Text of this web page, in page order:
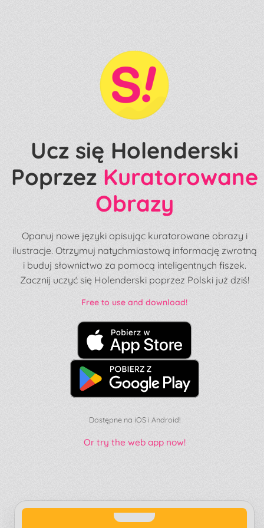
Ucz się Holenderski
PoprzezKuratorowane
Obrazy
Opanuj nowe języki opisując kuratorowane obrazy i
ilustracje. Otrzymuj natychmiastową informację zwrotną
i buduj słownictwo za pomocą inteligentnych fiszek.
Zacznij uczyć się Holenderski poprzez Polski już dziś!
Free to use and download!
Dostępne na iOS i Android!
Or try the web app now!